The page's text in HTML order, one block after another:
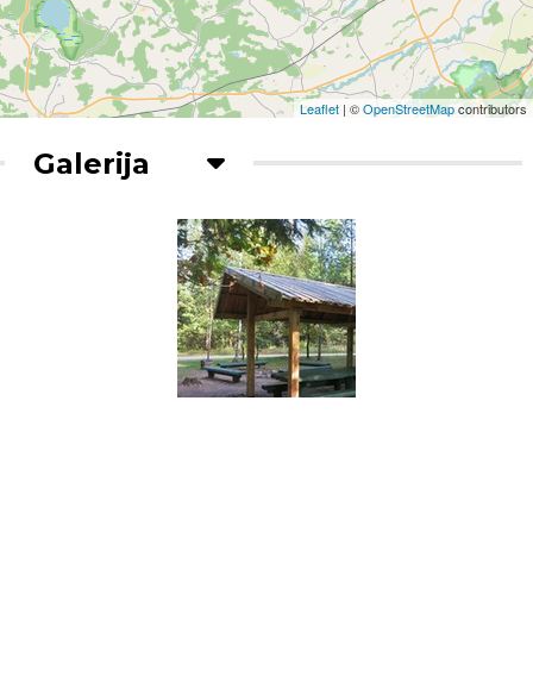
Leaflet | ©OpenStreetMapcontributors
Galerija